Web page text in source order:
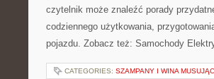
czytelnik może znaleźć porady
codziennego użytkowania,
pojazdu. Zobacz też: Samochody
CATEGORIES: SZAMPANY I WINA